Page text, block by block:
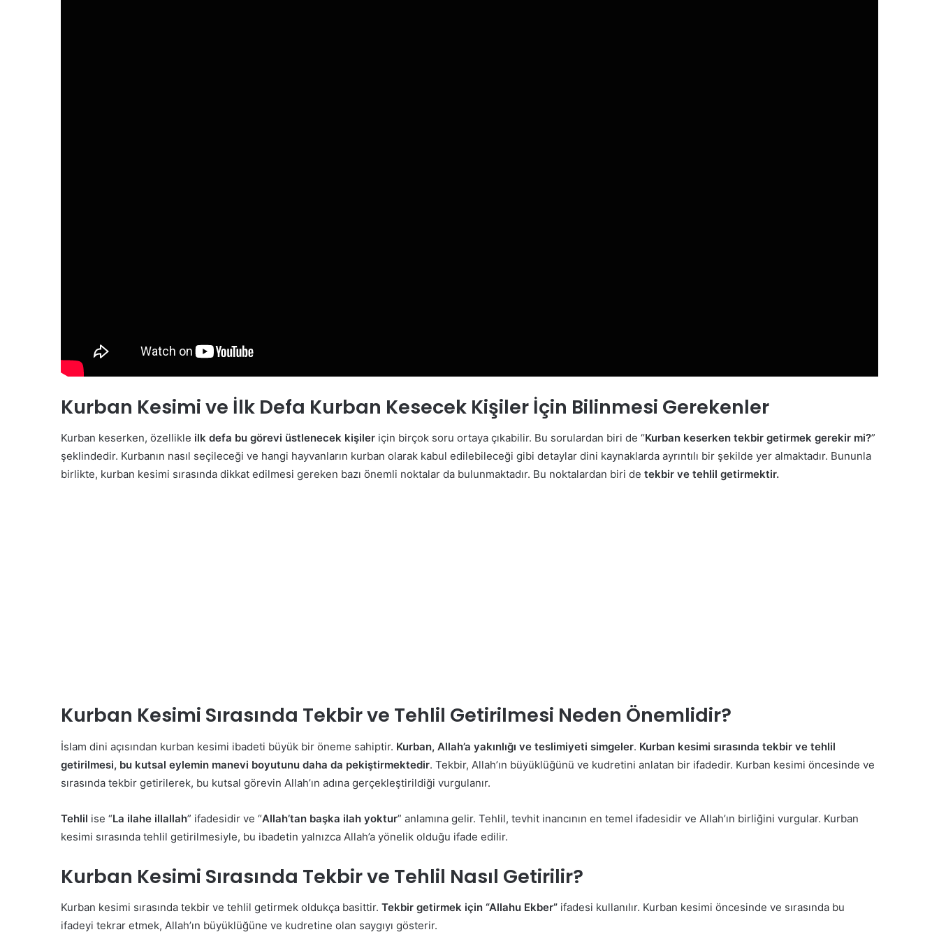
Kurban Kesimi ve İlk Defa Kurban Kesecek Kişiler İçin Bilinmesi Gerekenler
Kurban keserken, özellikle ilk defa bu görevi üstlenecek kişiler için birçok soru ortaya çıkabilir. Bu sorulardan biri de “Kurban keserken tekbir getirmek gerekir mi?”
şeklindedir. Kurbanın nasıl seçileceği ve hangi hayvanların kurban olarak kabul edilebileceği gibi detaylar dini kaynaklarda ayrıntılı bir şekilde yer almaktadır. Bununla
birlikte, kurban kesimi sırasında dikkat edilmesi gereken bazı önemli noktalar da bulunmaktadır. Bu noktalardan biri de tekbir ve tehlil getirmektir.
Kurban Kesimi Sırasında Tekbir ve Tehlil Getirilmesi Neden Önemlidir?
İslam dini açısından kurban kesimi ibadeti büyük bir öneme sahiptir. Kurban, Allah’a yakınlığı ve teslimiyeti simgeler. Kurban kesimi sırasında tekbir ve tehlil
getirilmesi, bu kutsal eylemin manevi boyutunu daha da pekiştirmektedir. Tekbir, Allah’ın büyüklüğünü ve kudretini anlatan bir ifadedir. Kurban kesimi öncesinde ve
sırasında tekbir getirilerek, bu kutsal görevin Allah’ın adına gerçekleştirildiği vurgulanır.
Tehlil ise “La ilahe illallah” ifadesidir ve “Allah’tan başka ilah yoktur” anlamına gelir. Tehlil, tevhit inancının en temel ifadesidir ve Allah’ın birliğini vurgular. Kurban
kesimi sırasında tehlil getirilmesiyle, bu ibadetin yalnızca Allah’a yönelik olduğu ifade edilir.
Kurban Kesimi Sırasında Tekbir ve Tehlil Nasıl Getirilir?
Kurban kesimi sırasında tekbir ve tehlil getirmek oldukça basittir. Tekbir getirmek için “Allahu Ekber” ifadesi kullanılır. Kurban kesimi öncesinde ve sırasında bu
ifadeyi tekrar etmek, Allah’ın büyüklüğüne ve kudretine olan saygıyı gösterir.